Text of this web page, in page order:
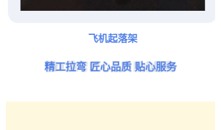
飞机起落架
精工拉弯 匠心品质 贴心服务
精工拉弯 匠心品质 贴心服务
精工拉弯 匠心品质 贴心服务
精工拉弯 匠心品质 贴心服务
精工拉弯 匠心品质 贴心服务
精工拉弯 匠心品质 贴心服务